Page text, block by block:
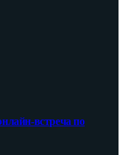
встреча по